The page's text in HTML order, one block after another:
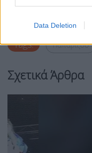
Data Deletion
Tags: Παπαρίζου
Σχετικά Άρθρα